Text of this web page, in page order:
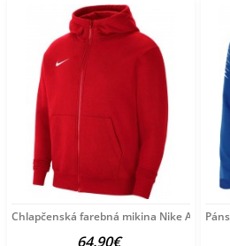
Chlapčenská farebná mikina Nike A3971
64.90€